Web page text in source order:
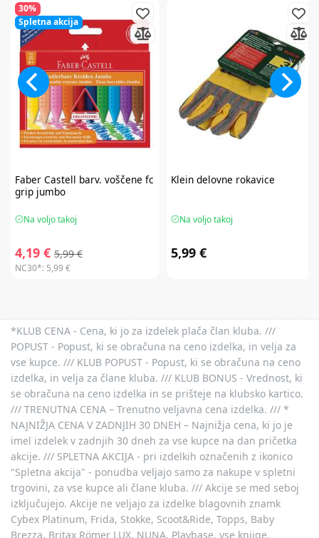
30%
Spletna akcija
Faber Castell barv. voščene fc
grip jumbo
Na voljo takoj
4,19 € 5,99 €
NC30*: 5,99 €
Kleindelovne rokavice
Na voljo takoj
5,99 €
*KLUB CENA - Cena, ki jo za izdelek plača član kluba. ///
POPUST - Popust, ki se obračuna na ceno izdelka, in velja za
vse kupce. /// KLUB POPUST - Popust, ki se obračuna na ceno
izdelka, in velja za člane kluba. /// KLUB BONUS - Vrednost, ki
se obračuna na ceno izdelka in se prišteje na klubsko kartico.
/// TRENUTNA CENA – Trenutno veljavna cena izdelka. /// *
NAJNIŽJA CENA V ZADNJIH 30 DNEH – Najnižja cena, ki jo je
imel izdelek v zadnjih 30 dneh za vse kupce na dan pričetka
akcije. /// SPLETNA AKCIJA - pri izdelkih označenih z ikonico
"Spletna akcija" - ponudba veljajo samo za nakupe v spletni
trgovini, za vse kupce ali člane kluba. /// Akcije se med seboj
izključujejo. Akcije ne veljajo za izdelke blagovnih znamk
Cybex Platinum, Frida, Stokke, Scoot&Ride, Topps, Baby
Brezza, Britax Römer LUX, NUNA, Playbase, vse knjige,